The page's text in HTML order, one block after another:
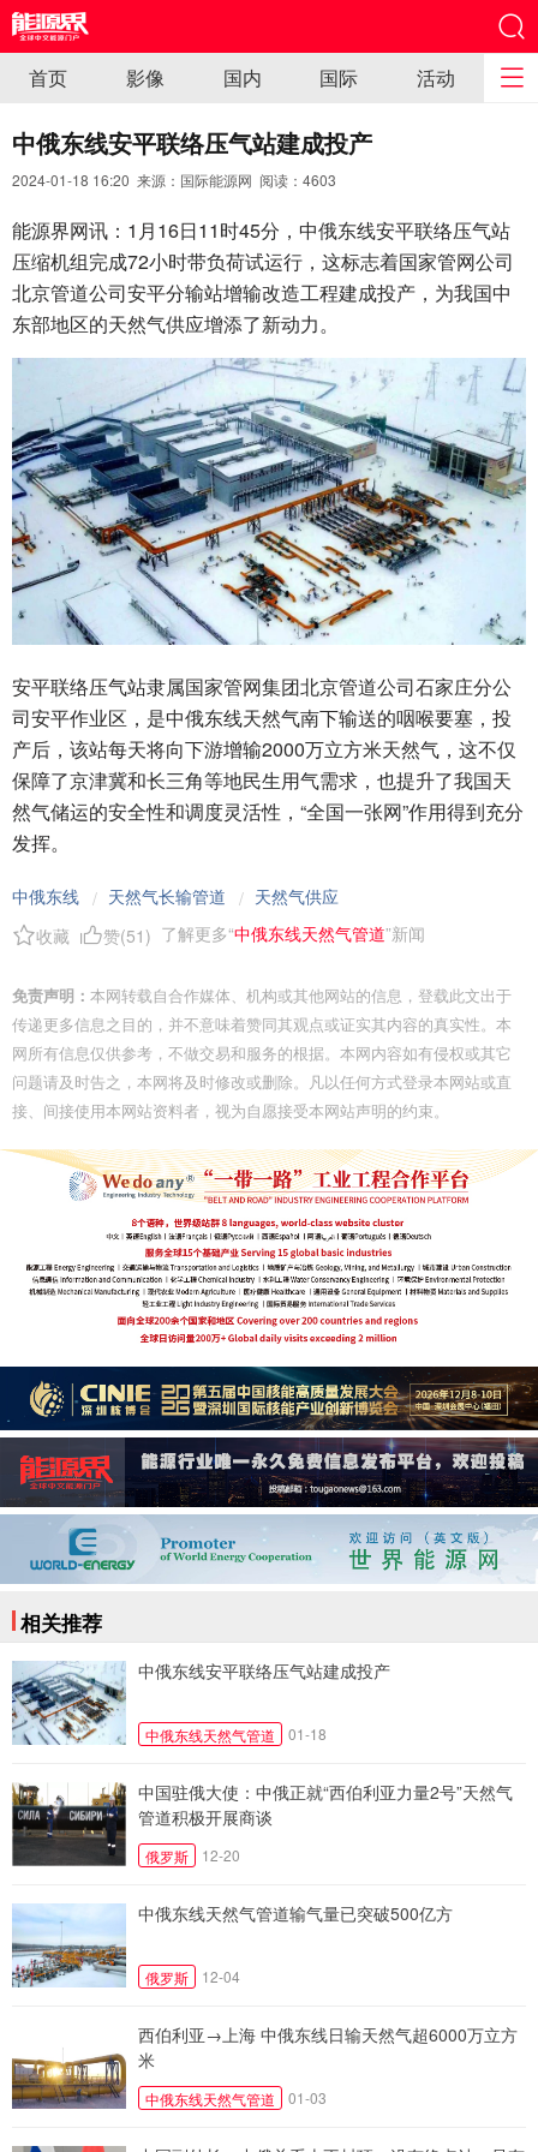
首页 影像 国内 国际 活动
中俄东线安平联络压气站建成投产
2024-01-18 16:20 来源：国际能源网 阅读： 4603
能源界网讯：1月16日11时45分，中俄东线安平联络压气站
压缩机组完成72小时带负荷试运行，这标志着国家管网公司
北京管道公司安平分输站增输改造工程建成投产，为我国中
东部地区的天然气供应增添了新动力。
安平联络压气站隶属国家管网集团北京管道公司石家庄分公
司安平作业区，是中俄东线天然气南下输送的咽喉要塞，投
产后，该站每天将向下游增输2000万立方米天然气，这不仅
保障了京津冀和长三角等地民生用气需求，也提升了我国天
然气储运的安全性和调度灵活性，“全国一张网”作用得到充分
发挥。
中俄东线 / 天然气长输管道 / 天然气供应
收藏
赞(51 ) 了解更多“中俄东线天然气管道”新闻
免责声明： 本网转载自合作媒体、机构或其他网站的信息，登载此文出于
传递更多信息之目的，并不意味着赞同其观点或证实其内容的真实性。本
网所有信息仅供参考，不做交易和服务的根据。本网内容如有侵权或其它
问题请及时告之，本网将及时修改或删除。凡以任何方式登录本网站或直
接、间接使用本网站资料者，视为自愿接受本网站声明的约束。
相关推荐
中俄东线安平联络压气站建成投产
中俄东线天然气管道 01-18
中国驻俄大使：中俄正就“西伯利亚力量2号”天然气
管道积极开展商谈
俄罗斯 12-20
中俄东线天然气管道输气量已突破500亿方
俄罗斯 12-04
西伯利亚→上海 中俄东线日输天然气超6000万立方
米
中俄东线天然气管道 01-03